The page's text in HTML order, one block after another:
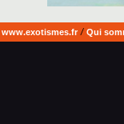
www.exotismes.fr/ Qui